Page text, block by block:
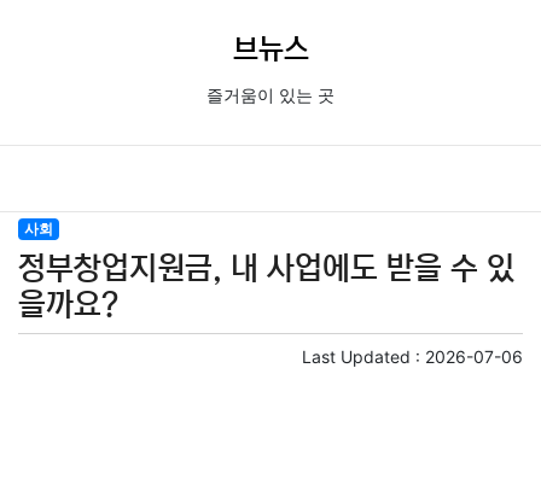
브뉴스
즐거움이 있는 곳
사회
정부창업지원금, 내 사업에도 받을 수 있
을까요?
Last Updated : 2026-07-06